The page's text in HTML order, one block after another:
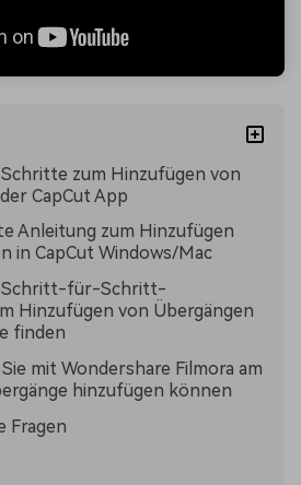
Schritte zum Hinzufügen von
CapCut App
Anleitung zum Hinzufügen
in CapCut Windows/Mac
Schritt-für-Schritt-
Hinzufügen von Übergängen
finden
mit Wondershare Filmora am
hinzufügen können
Fragen